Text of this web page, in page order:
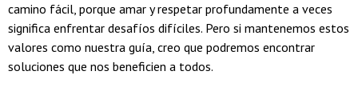
camino fácil, porque amar y respetar profundamente a veces
significa enfrentar desafíos difíciles. Pero si mantenemos estos
valores como nuestra guía, creo que podremos encontrar
soluciones que nos beneficien a todos.